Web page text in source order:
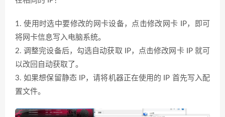
1. 使用时选中要修改的网卡设备，点击修改网卡 IP，即可
将网卡信息写入电脑系统。
2. 调整完设备后，勾选自动获取 IP，点击修改网卡 IP 就可
以改回自动获取了。
3. 如果想保留静态 IP，请将机器正在使用的 IP 首先写入配
置文件。